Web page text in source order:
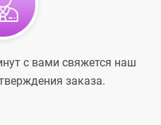
с вами свяжется наш
заказа.